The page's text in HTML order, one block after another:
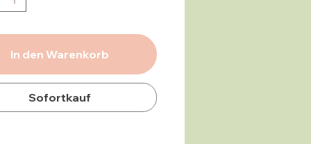
In den Warenkorb
Sofortkauf